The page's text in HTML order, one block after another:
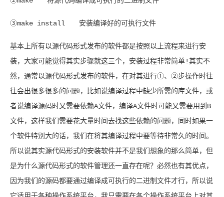
③make install 安装编译好的可执行文件
基本上所有以源代码形式发布的软件都是按照以上流程来进行安
装，大家可能觉得其实步骤就这三个，安装过程非常简单!其实不
然，通常以源代码形式发布的软件，在对其进行①、②步操作时往
往会出很多很多的问题，比如说编译过程中缺少所需的库文件，或
者说编译源码时又需要依赖A文件，编译A文件时可能又需要用到B
文件，这样我们需要花大量时间去找这些依赖的问题，同时如果一
个软件特别大的话，我们在将其编译过程中要等待非常久的时间。
所以说其实源代码形式的安装软件并不是我们想象的那么简单，但
是为什么源代码形式的软件管理还一直存在呢？必然也有其优点，
因为我们的源码都要通过编译成可执行的二进制文件才行，所以说